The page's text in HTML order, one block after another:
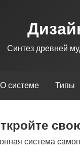
Синтез древней
О системе Типы
система